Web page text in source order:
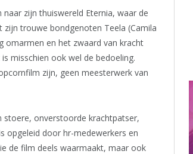
zijn thuiswereld Eternia, waar de
zijn trouwe bondgenoten Teela (Camila
omarmen en het zwaard van kracht
misschien ook wel de bedoeling.
zijn, geen meesterwerk van
stoere, onverstoorde krachtpatser,
opgeleid door hr-medewerkers en
de film deels waarmaakt, maar ook